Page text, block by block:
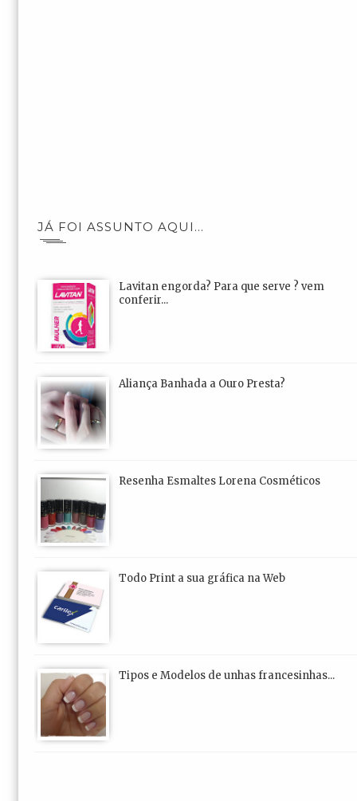
JÁ FOI ASSUNTO AQUI...
Lavitan engorda? Para que serve ? vem
conferir...
Aliança Banhada a Ouro Presta?
Resenha Esmaltes Lorena Cosméticos
Todo Print a sua gráfica na Web
Tipos e Modelos de unhas francesinhas...